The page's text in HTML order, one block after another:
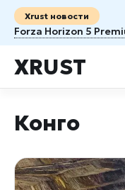
Xrust новости
XRUST
Конго